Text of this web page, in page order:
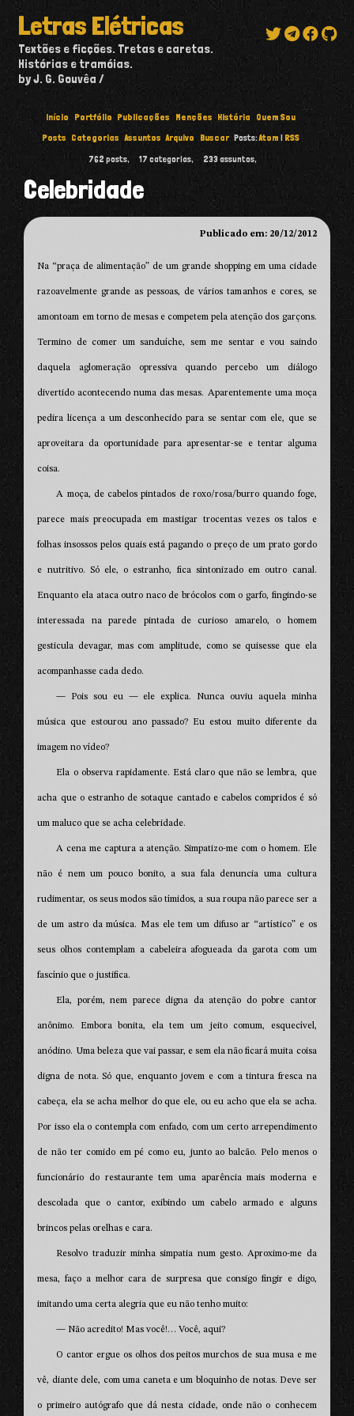
Letras Elétricas
Textões e ficções. Tretas e caretas.
Histórias e tramóias.
by J. G. Gouvêa
Início Portfólio Publicações Menções História
Quem Sou
Posts Categorias Assuntos Arquivo Buscar Posts:Atom | RSS
762 posts, 17 categorias, 233assuntos,
Celebridade
Publicado em: 20/12/2012
Na “praça de alimentação” de um grande shopping em uma cidade
razoavelmente grande as pessoas, de vários tamanhos e cores, se
amontoam em torno de mesas e competem pela atenção dos garçons.
Termino de comer um sanduíche, sem me sentar e vou saindo
daquela aglomeração opressiva quando percebo um diálogo
divertido acontecendo numa das mesas. Aparentemente uma moça
pedira licença a um desconhecido para se sentar com ele, que se
aproveitara da oportunidade para apresentar-se e tentar alguma
coisa.
A moça, de cabelos pintados de roxo/rosa/burro quando foge,
parece mais preocupada em mastigar trocentas vezes os talos e
folhas insossos pelos quais está pagando o preço de um prato gordo
e nutritivo. Só ele, o estranho, fica sintonizado em outro canal.
Enquanto ela ataca outro naco de brócolos com o garfo, fingindo-se
interessada na parede pintada de curioso amarelo, o homem
gesticula devagar, mas com amplitude, como se quisesse que ela
acompanhasse cada dedo.
— Pois sou eu — ele explica. Nunca ouviu aquela minha
música que estourou ano passado? Eu estou muito diferente da
imagem no vídeo?
Ela o observa rapidamente. Está claro que não se lembra, que
acha que o estranho de sotaque cantado e cabelos compridos é só
um maluco que se acha celebridade.
A cena me captura a atenção. Simpatizo-me com o homem. Ele
não é nem um pouco bonito, a sua fala denuncia uma cultura
rudimentar, os seus modos são tímidos, a sua roupa não parece ser a
de um astro da música. Mas ele tem um difuso ar “artístico” e os
seus olhos contemplam a cabeleira afogueada da garota com um
fascínio que o justifica.
Ela, porém, nem parece digna da atenção do pobre cantor
anônimo. Embora bonita, ela tem um jeito comum, esquecível,
anódino. Uma beleza que vai passar, e sem ela não ficará muita coisa
digna de nota. Só que, enquanto jovem e com a tintura fresca na
cabeça, ela se acha melhor do que ele, ou eu acho que ela se acha.
Por isso ela o contempla com enfado, com um certo arrependimento
de não ter comido em pé como eu, junto ao balcão. Pelo menos o
funcionário do restaurante tem uma aparência mais moderna e
descolada que o cantor, exibindo um cabelo armado e alguns
brincos pelas orelhas e cara.
Resolvo traduzir minha simpatia num gesto. Aproximo-me da
mesa, faço a melhor cara de surpresa que consigo fingir e digo,
imitando uma certa alegria que eu não tenho muito:
— Não acredito! Mas você!… Você, aqui?
O cantor ergue os olhos dos peitos murchos de sua musa e me
vê, diante dele, com uma caneta e um bloquinho de notas. Deve ser
o primeiro autógrafo que dá nesta cidade, onde não o conhecem